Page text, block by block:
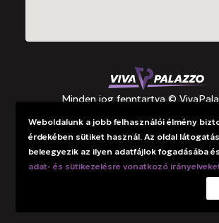
Minden jog fenntartva ©
Támogatások
Adatkezelési tájékoztató
Weboldalunk a jobb felhasználói élmény
érdekében sütiket használ. Az oldal
beleegyezik az ilyen adatfájlok fogadásába
adat- és sütikezelésre vonatkozó